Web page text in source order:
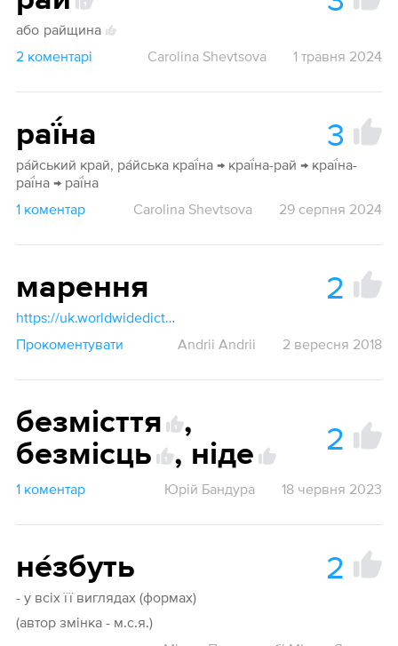
або райщина 2
2 коментарі Carolina Shevtsova 1 травня 2024
раї́на 3
ра́йський край, ра́йська краї́на → краї́на-рай → краї́на-
раї́на → раї́на
1 коментар
Carolina Shevtsova 29 серпня 2024
марення 2
https://uk.worldwidedictionary.org/мрія
Прокоментувати
Andrii Andrii 2 вересня 2018
безмісття
,
безмісць
, ніде 2
1 коментар Юрій Бандура 18 червня 2023
не́збуть 2
- у всіх її виглядах (формах)
(автор змінка - м.с.я.)